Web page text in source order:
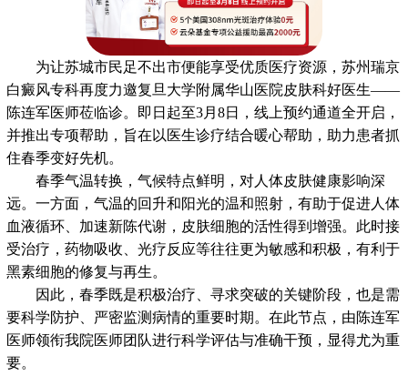
为让苏城市民足不出市便能享受优质医疗资源，苏州瑞京
白癜风专科再度力邀复旦大学附属华山医院皮肤科好医生——
陈连军医师莅临诊。即日起至3月8日，线上预约通道全开启，
并推出专项帮助，旨在以医生诊疗结合暖心帮助，助力患者抓
住春季变好先机。
春季气温转换，气候特点鲜明，对人体皮肤健康影响深
远。一方面，气温的回升和阳光的温和照射，有助于促进人体
血液循环、加速新陈代谢，皮肤细胞的活性得到增强。此时接
受治疗，药物吸收、光疗反应等往往更为敏感和积极，有利于
黑素细胞的修复与再生。
因此，春季既是积极治疗、寻求突破的关键阶段，也是需
要科学防护、严密监测病情的重要时期。在此节点，由陈连军
医师领衔我院医师团队进行科学评估与准确干预，显得尤为重
要。